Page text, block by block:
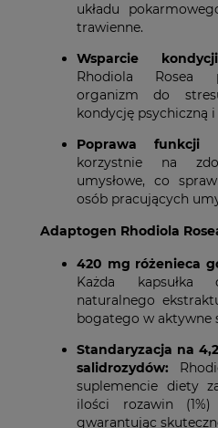
układu
trawienne.
Wsparcie
Rhodiola Rosea
organizm do
kondycję psychiczną i
Poprawa funkcji
korzystnie na
umysłowe, co
osób pracujących
Adaptogen Rhodiola
420 mg różenieca
Każda
naturalnego
bogatego w aktywne
Standaryzacja na
salidrozydów:
suplemencie diety
ilości rozawin
gwarantując